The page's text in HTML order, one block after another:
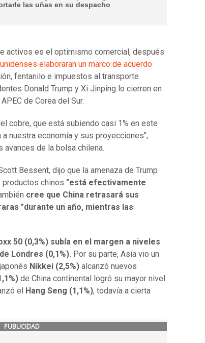
las uñas en su despacho
activos es el optimismo comercial, después
elaboraran un marco de acuerdo
fentanilo e impuestos al transporte
Donald Trump y Xi Jinping lo cierren en
de Corea del Sur.
cobre, que está subiendo casi 1% en este
nuestra economía y sus proyecciones",
de la bolsa chilena.
Bessent, dijo que la amenaza de Trump
productos chinos "está efectivamente
cree que China retrasará sus
"durante un año, mientras las
50 (0,3%) subía en el margen a niveles
Londres (0,1%). Por su parte, Asia vio un
Nikkei (2,5%) alcanzó nuevos
de China continental logró su mayor nivel
el Hang Seng (1,1%), todavía a cierta
PUBLICIDAD